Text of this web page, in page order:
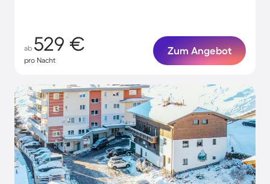
ab 529 €
pro Nacht
Zum Angebot